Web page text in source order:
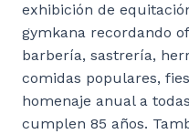
exhibición de
gymkana recordando
barbería, sastrería,
comidas populares,
homenaje anual a
cumplen 85 años.